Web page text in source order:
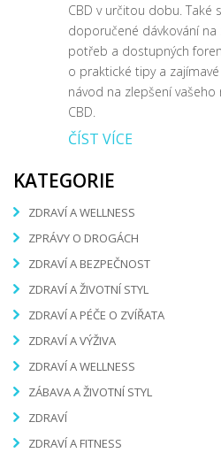
CBD v určitou dobu. Také
doporučené dávkování na
potřeb a dostupných
o praktické tipy a
návod na zlepšení
CBD.
ČÍST VÍCE
KATEGORIE
ZDRAVÍ A WELLNESS
ZPRÁVY O DROGÁCH
ZDRAVÍ A BEZPEČNOST
ZDRAVÍ A ŽIVOTNÍ STYL
ZDRAVÍ A PÉČE O ZVÍŘATA
ZDRAVÍ A VÝŽIVA
ZDRAVÍ A WELLNESS
ZÁBAVA A ŽIVOTNÍ STYL
ZDRAVÍ
ZDRAVÍ A FITNESS